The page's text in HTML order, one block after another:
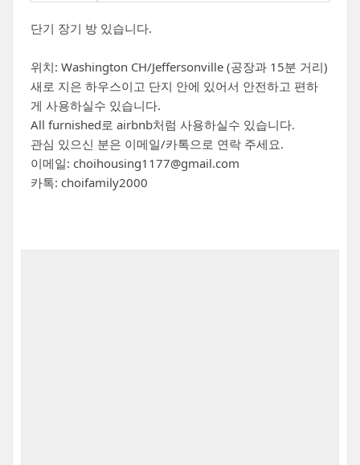
단기 장기 방 있습니다.
위치: Washington CH/Jeffersonville (공장과 15분 거리)
새로 지은 하우스이고 단지 안에 있어서 안전하고 편하
게 사용하실수 있습니다.
All furnished로 airbnb처럼 사용하실수 있습니다.
관심 있으신 분은 이메일/카톡으로 연락 주세요.
이메일: choihousing1177@gmail.com
카톡: choifamily2000